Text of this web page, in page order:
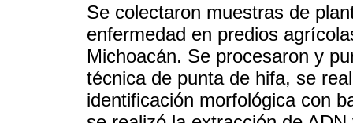
Se colectaron muestras de
enfermedad en predios
Michoacán. Se procesaron y
técnica de punta de hifa, se
identificación morfológica con